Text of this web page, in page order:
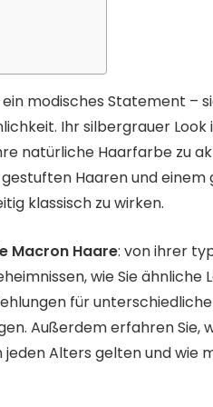
modisches Statement –
Ihr silbergrauer
natürliche Haarfarbe zu
Haaren und
klassisch zu wirken.
Macron Haare: von ihrer
wie Sie ähnliche
für
Außerdem erfahren Sie,
Alters gelten und wie